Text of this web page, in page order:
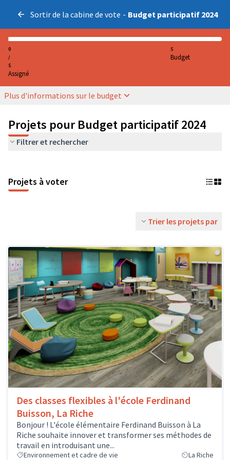
Sortir de la cabine de vote - Budget participatif 2024
0
/
5
Assigné
5
Budget
Plus d'informations sur le budget
Projets pour Budget participatif 2024
Filtrer et rechercher
Projets à voter
Trier les projets par
Des classes flexibles à l'école Ferdinand
Buisson, La Riche
Bonjour ! L'école élémentaire Ferdinand Buisson à La
Riche souhaite innover et transformer ses méthodes de
travail en introduisant une...
Environnement et cadre de vie La Riche